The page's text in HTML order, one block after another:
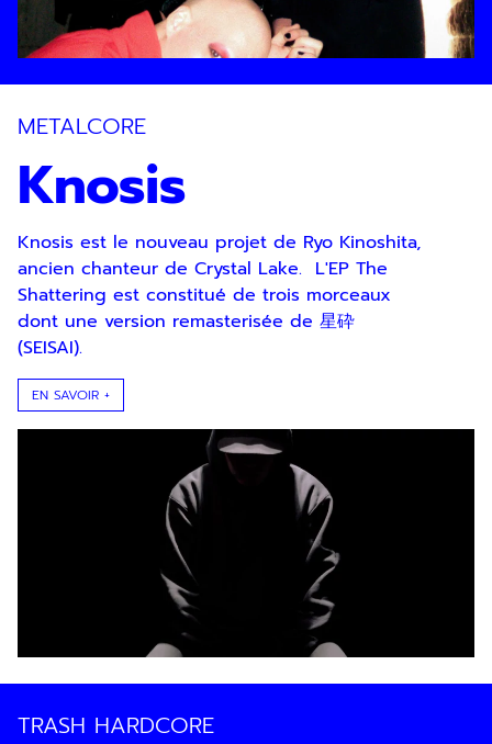
METALCORE
Knosis
Knosis est le nouveau projet de Ryo Kinoshita,
ancien chanteur de Crystal Lake. L'EP The
Shattering est constitué de trois morceaux
dont une version remasterisée de 星砕
(SEISAI).
EN SAVOIR +
TRASH HARDCORE